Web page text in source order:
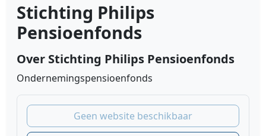
Stichting Philips
Pensioenfonds
Over Stichting Philips Pensioenfonds
Ondernemingspensioenfonds
Geen website beschikbaar